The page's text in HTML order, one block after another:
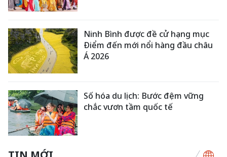
Ninh Bình được đề cử hạng mục
Điểm đến mới nổi hàng đầu châu
Á 2026
Số hóa du lịch: Bước đệm vững
chắc vươn tầm quốc tế